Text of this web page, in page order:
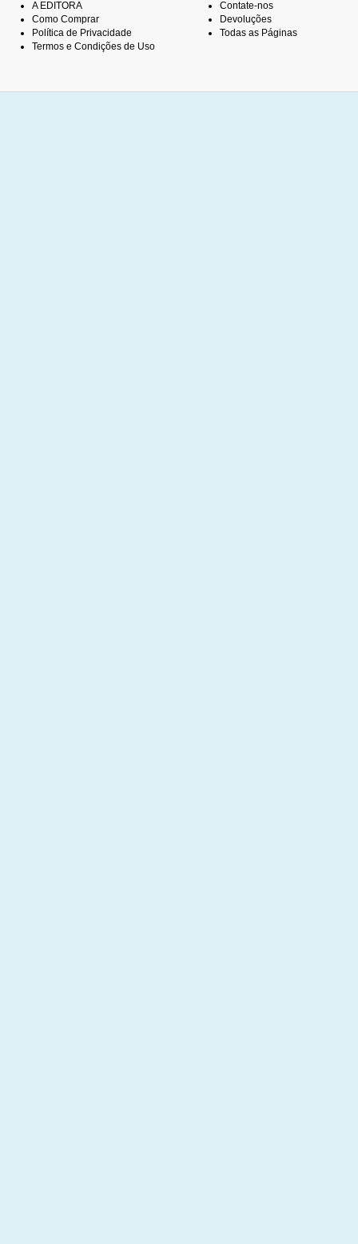
A EDITORA
Como Comprar
Política de Privacidade
Termos e Condições de Uso
Contate-nos
Devoluções
Todas as Páginas